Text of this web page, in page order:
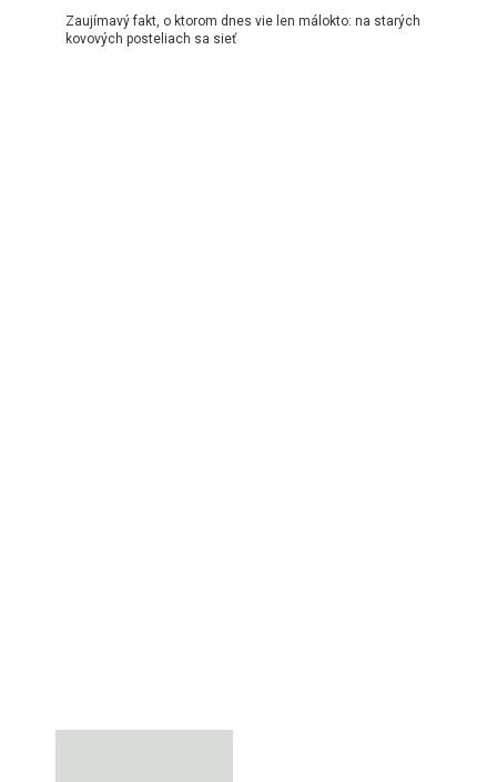
Zaujímavý fakt, o ktorom dnes vie len málokto: na starých
kovových posteliach sa sieť